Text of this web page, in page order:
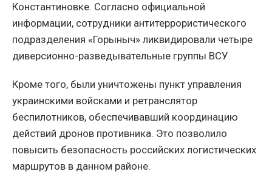
Константиновке. Согласно официальной
информации, сотрудники антитеррористического
подразделения «Горыныч» ликвидировали четыре
диверсионно-разведывательные группы ВСУ.
Кроме того, были уничтожены пункт управления
украинскими войсками и ретранслятор
беспилотников, обеспечивавший координацию
действий дронов противника. Это позволило
повысить безопасность российских логистических
маршрутов в данном районе.